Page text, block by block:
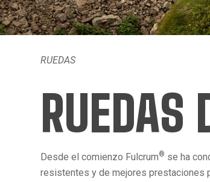
RUEDAS
RUEDAS
Desde el comienzo Fulcrum® se ha
resistentes y de mejores prestaciones